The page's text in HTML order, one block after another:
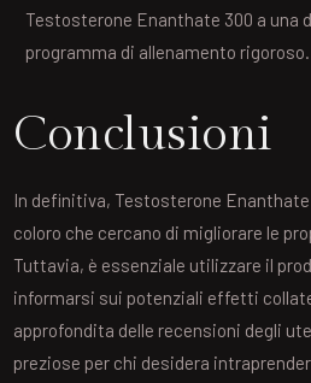
Testosterone Enanthate 300 a una
programma di allenamento rigoroso.
Conclusioni
In definitiva, Testosterone Enanthate
coloro che cercano di migliorare le
Tuttavia, è essenziale utilizzare il
informarsi sui potenziali effetti
approfondita delle recensioni degli
preziose per chi desidera